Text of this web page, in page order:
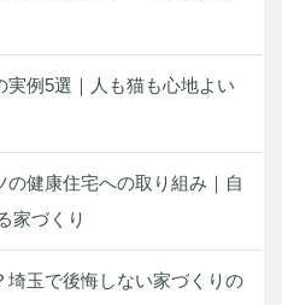
実例5選｜人も猫も心地よい
の健康住宅への取り組み｜自
家づくり
埼玉で後悔しない家づくりの